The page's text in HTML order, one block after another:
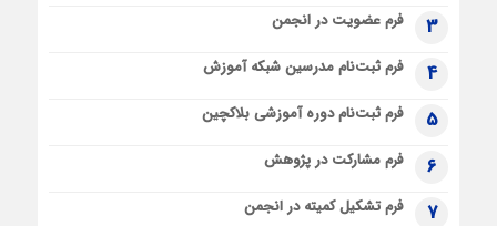
3 فرم عضویت در انجمن
4 فرم ثبت‌نام مدرسین شبکه آموزش
5 فرم ثبت‌نام دوره آموزشی بلاکچین
6 فرم مشارکت در پژوهش
7 فرم تشکیل کمیته در انجمن